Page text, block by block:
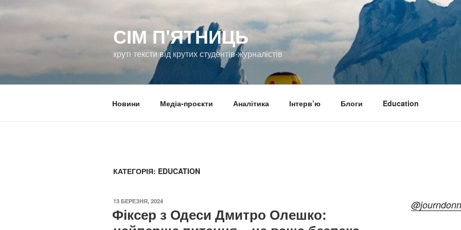
до
СІМ П'ЯТНИЦЬ
круті тексти від крутих студентів-журналістів
Новини Медіа-проєкти Аналітика Інтерв’ю Блоги Education
КАТЕГОРІЯ: EDUCATION
ОПУБЛІКОВАНО
13 БЕРЕЗНЯ, 2024
Фіксер з Одеси Дмитро Олешко: